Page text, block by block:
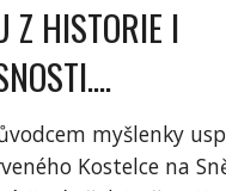
Z HISTORIE I
myšlenky
Kostelce na